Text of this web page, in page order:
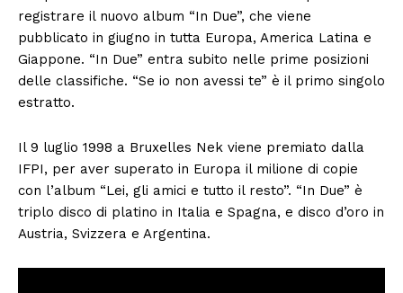
registrare il nuovo album “In Due”, che viene
pubblicato in giugno in tutta Europa, America Latina e
Giappone. “In Due” entra subito nelle prime posizioni
delle classifiche. “Se io non avessi te” è il primo singolo
estratto.
Il 9 luglio 1998 a Bruxelles Nek viene premiato dalla
IFPI, per aver superato in Europa il milione di copie
con l’album “Lei, gli amici e tutto il resto”. “In Due” è
triplo disco di platino in Italia e Spagna, e disco d’oro in
Austria, Svizzera e Argentina.